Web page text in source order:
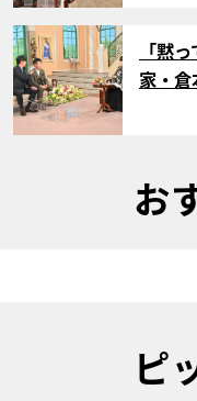
サムネイル
「黙
家・
お
ピ